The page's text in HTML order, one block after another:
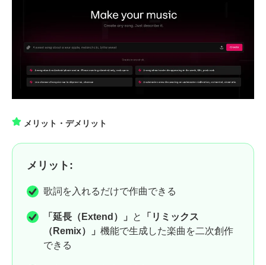
メリット・デメリット
メリット:
歌詞を入れるだけで作曲できる
「延長（Extend）」 と
「リミックス
（Remix）」 機能で生成した楽曲を二次創作
できる